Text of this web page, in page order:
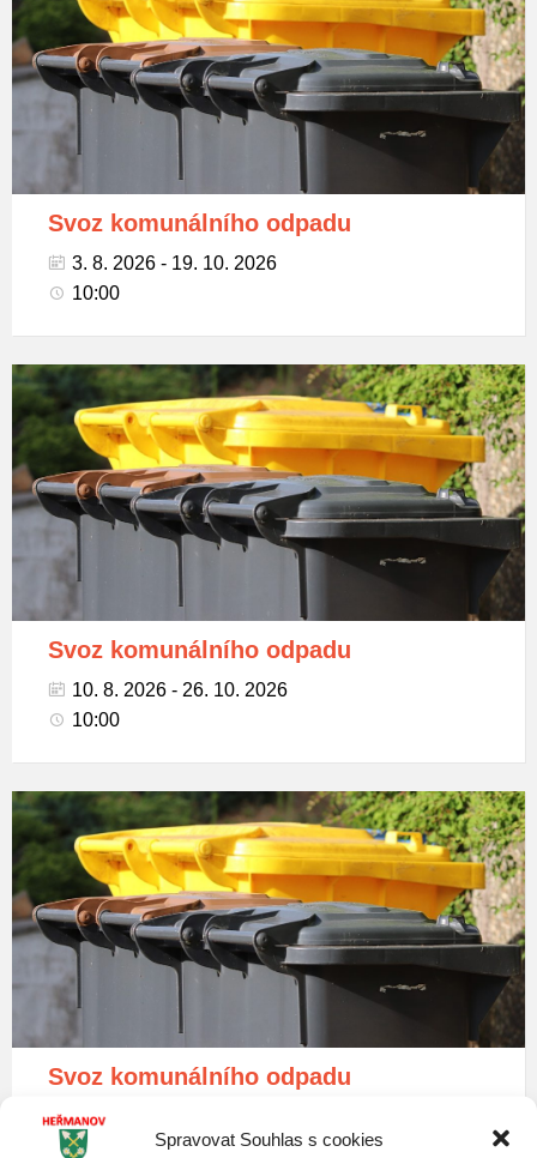
Spravovat Souhlas s cookies
tříděný
odpad
Svoz komunálního odpadu
3. 8. 2026 - 19. 10. 2026
10:00
Popelnice
na
tříděný
odpad
Svoz komunálního odpadu
10. 8. 2026 - 26. 10. 2026
10:00
Popelnice
na
tříděný
odpad
Svoz komunálního odpadu
17. 8. 2026 - 2. 11. 2026
10:00